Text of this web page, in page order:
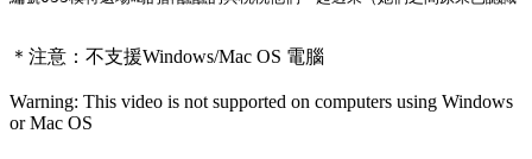
＊注意： 不支援Windows/Mac OS 電腦
Warning: This video is not supported on computers using Windows
or Mac OS